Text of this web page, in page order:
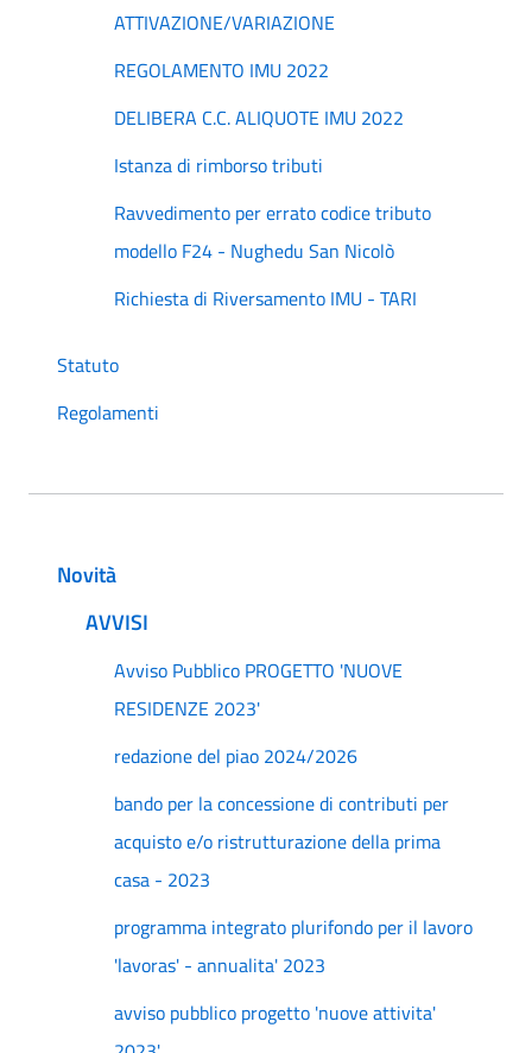
ATTIVAZIONE/VARIAZIONE
REGOLAMENTO IMU 2022
DELIBERA C.C. ALIQUOTE IMU 2022
Istanza di rimborso tributi
Ravvedimento per errato codice tributo
modello F24 - Nughedu San Nicolò
Richiesta di Riversamento IMU - TARI
Statuto
Regolamenti
Novità
AVVISI
Avviso Pubblico PROGETTO 'NUOVE
RESIDENZE 2023'
redazione del piao 2024/2026
bando per la concessione di contributi per
acquisto e/o ristrutturazione della prima
casa - 2023
programma integrato plurifondo per il lavoro
'lavoras' - annualita' 2023
avviso pubblico progetto 'nuove attivita'